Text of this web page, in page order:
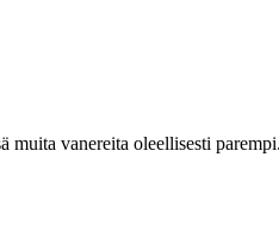
muita vanereita oleellisesti